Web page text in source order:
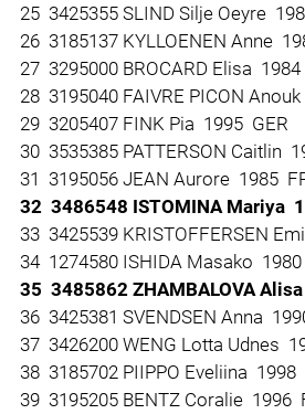
25 3425355 SLIND Silje Oeyre
26 3185137 KYLLOENEN Anne
27 3295000 BROCARD Elisa
28 3195040 FAIVRE PICON
29 3205407 FINK Pia 1995 GER
30 3535385 PATTERSON Caitlin
31 3195056 JEAN Aurore 1985
32 3486548 ISTOMINA Mariya
33 3425539 KRISTOFFERSEN
34 1274580 ISHIDA Masako
35 3485862 ZHAMBALOVA
36 3425381 SVENDSEN Anna
37 3426200 WENG Lotta Udnes
38 3185702 PIIPPO Eveliina 1998
39 3195205 BENTZ Coralie 1996